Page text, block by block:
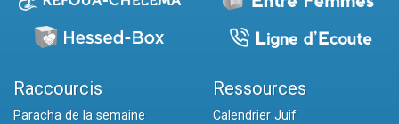
Raccourcis
Paracha de la semaine
Ressources
Calendrier Juif